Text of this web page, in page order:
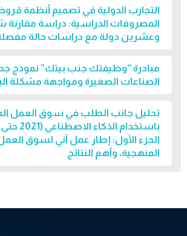
التجارب الدولية في تصميم أنظمة
المصروفات الدراسية: دراسة مقارنة
وعشرين دولة مع دراسات حالة
مبادرة “وظيفتك جنب بيتك” نموذج
الصناعات الصغيرة ومواجهة مشكلة
تحليل جانب الطلب في سوق العمل
باستخدام الذكاء الاصطناعي (2021 حتى تاريخه)
الجزء الأول: إطار عمل آني لسوق العمل:
المنهجية، وأهم النتائج